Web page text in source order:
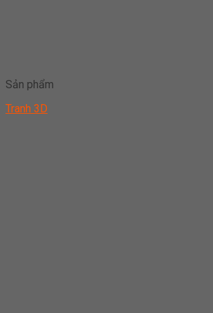
Sản phẩm
Tranh 3D